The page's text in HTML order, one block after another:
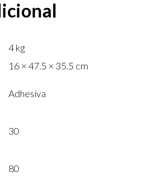
4 kg
16 × 47.5 × 35.5 cm
Adhesiva
30
80